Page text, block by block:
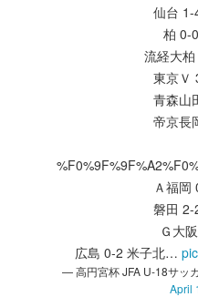
仙台 1-
柏 0-
流経大
東京Ｖ
青森山
帝京長
Ａ福岡
磐田 2-
Ｇ大
広島 0-2 米子北…
— 高円宮杯 JFA U-18サッ
April